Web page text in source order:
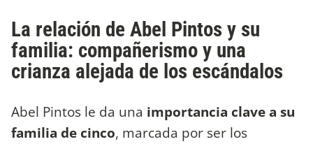
La relación de Abel Pintos y su
familia: compañerismo y una
crianza alejada de los escándalos
Abel Pintos le da una importancia clave a su
familia de cinco, marcada por ser los